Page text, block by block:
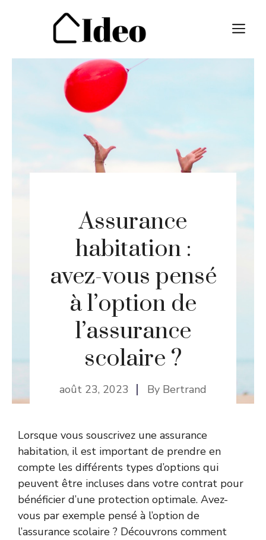
Assurance
habitation :
avez-vous pensé
à l’option de
l’assurance
scolaire ?
août 23, 2023 By Bertrand
Lorsque vous souscrivez une assurance
habitation, il est important de prendre en
compte les différents types d’options qui
peuvent être incluses dans votre contrat pour
bénéficier d’une protection optimale. Avez-
vous par exemple pensé à l’option de
l’assurance scolaire ? Découvrons comment